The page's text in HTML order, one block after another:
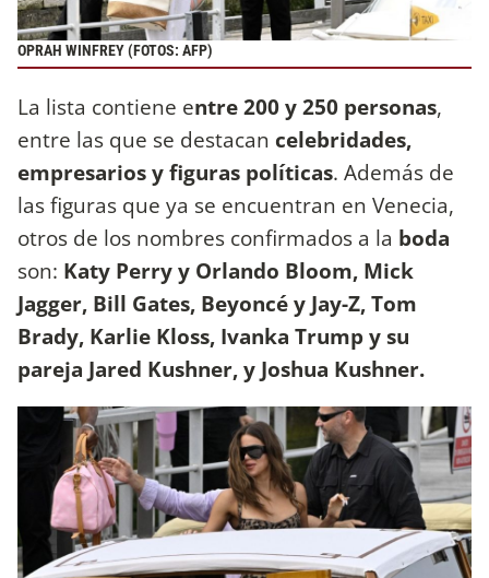
OPRAH WINFREY (FOTOS: AFP)
La lista contiene entre 200 y 250 personas,
entre las que se destacan celebridades,
empresarios y figuras políticas. Además de
las figuras que ya se encuentran en Venecia,
otros de los nombres confirmados a la boda
son: Katy Perry y Orlando Bloom, Mick
Jagger, Bill Gates, Beyoncé y Jay-Z, Tom
Brady, Karlie Kloss, Ivanka Trump y su
pareja Jared Kushner, y Joshua Kushner.